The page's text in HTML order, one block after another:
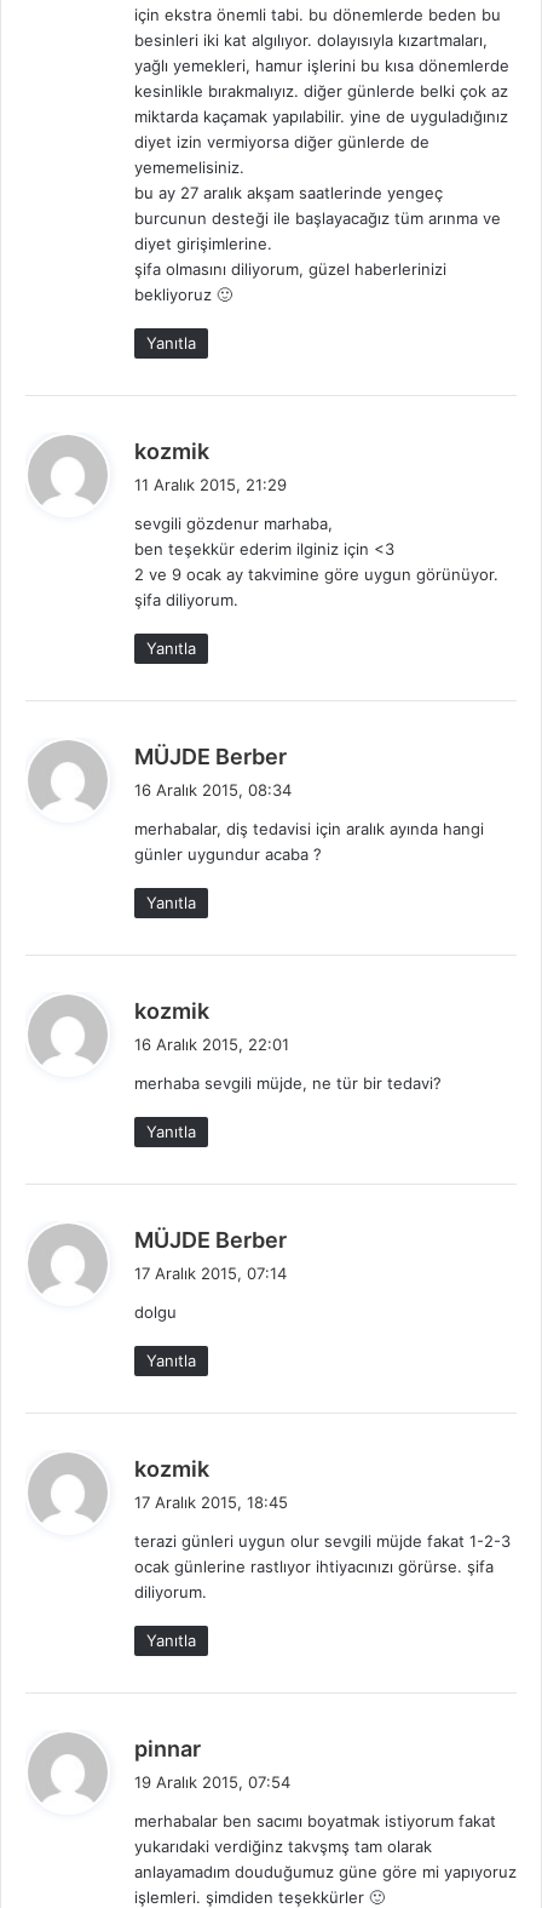
için ekstra önemli tabi. bu dönemlerde beden bu
besinleri iki kat algılıyor. dolayısıyla kızartmaları,
yağlı yemekleri, hamur işlerini bu kısa dönemlerde
kesinlikle bırakmalıyız. diğer günlerde belki çok az
miktarda kaçamak yapılabilir. yine de uyguladığınız
diyet izin vermiyorsa diğer günlerde de
yememelisiniz.
bu ay 27 aralık akşam saatlerinde yengeç
burcunun desteği ile başlayacağız tüm arınma ve
diyet girişimlerine.
şifa olmasını diliyorum, güzel haberlerinizi
bekliyoruz 🙂
Yanıtla
kozmik
i
k
i
11 Aralık 2015, 21:29
sevgili gözdenur marhaba,
ben teşekkür ederim ilginiz için <3
2 ve 9 ocak ay takvimine göre uygun görünüyor.
şifa diliyorum.
Yanıtla
MÜJDE Berber
i
k
16 Aralık 2015, 08:34
merhabalar, diş tedavisi için aralık ayında hangi
günler uygundur acaba ?
Yanıtla
kozmik
i
16 Aralık 2015, 22:01
merhaba sevgili müjde, ne tür bir tedavi?
Yanıtla
MÜJDE Berber
17 Aralık 2015, 07:14
dolgu
Yanıtla
kozmik
i
k
17 Aralık 2015, 18:45
terazi günleri uygun olur sevgili müjde fakat 1-2-3
ocak günlerine rastlıyor ihtiyacınızı görürse. şifa
diliyorum.
Yanıtla
pinnar
i
k
i
19 Aralık 2015, 07:54
merhabalar ben sacımı boyatmak istiyorum fakat
yukarıdaki verdiğinz takvşmş tam olarak
anlayamadım douduğumuz güne göre mi yapıyoruz
işlemleri. şimdiden teşekkürler 🙂